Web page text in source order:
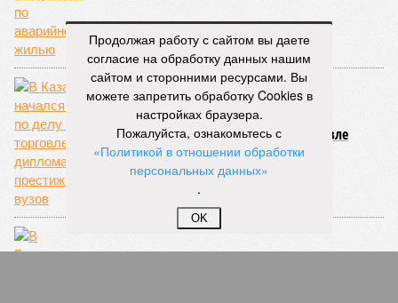
В Казани начался суд по делу о торговле
дипломами престижных вузов
Продолжая работу с сайтом вы даете
согласие на обработку данных нашим
сайтом и сторонними ресурсами. Вы
можете запретить обработку Cookies в
настройках браузера.
Пожалуйста, ознакомьтесь с
«Политикой в отношении обработки
персональных данных»
.
OK